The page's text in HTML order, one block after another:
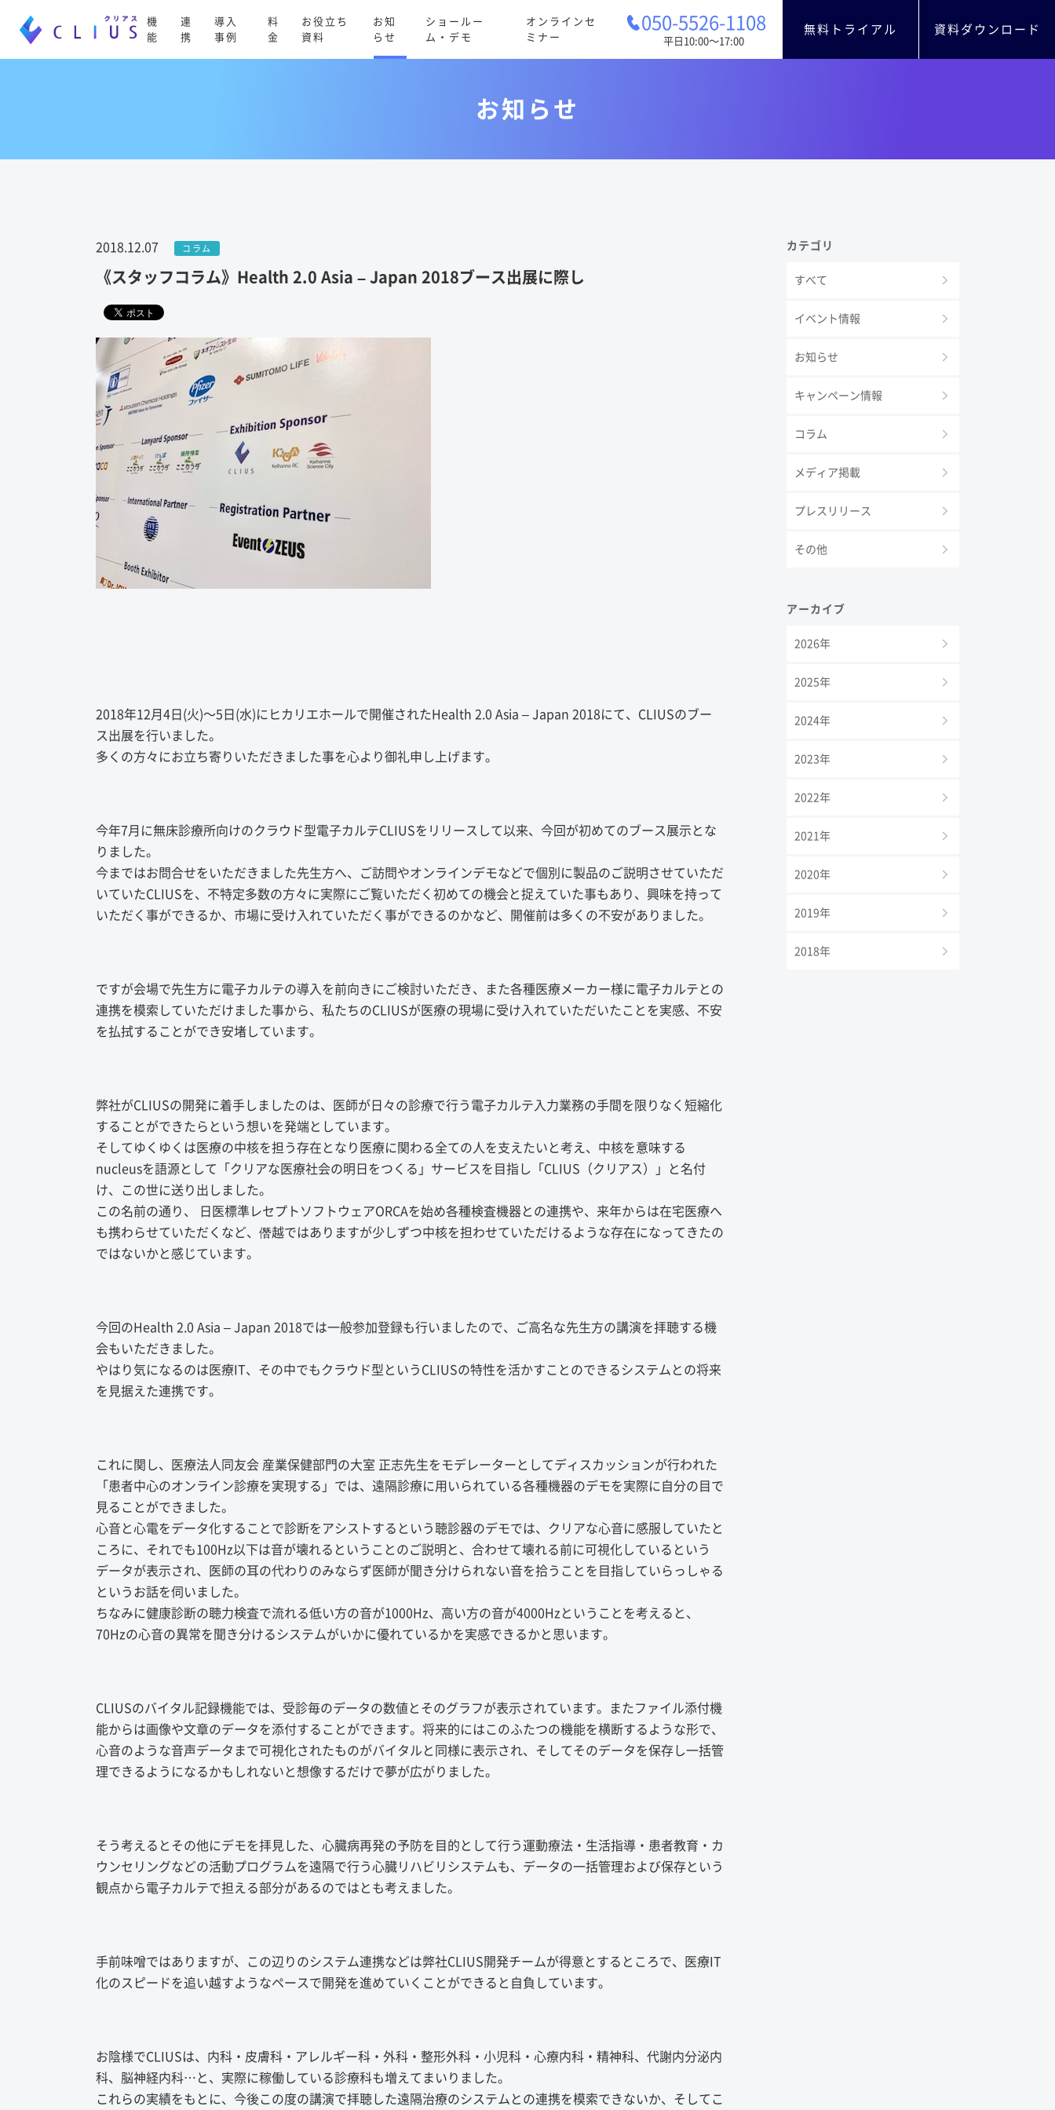
機
能
連
携
導入
事例
料
金
お役立ち
資料
お知
らせ
ショールー
ム・デモ
オンラインセ
ミナー
050-5526-1108
平日10:00〜17:00
無料トライアル 資料ダウンロード
お知らせ
2018.12.07 コラム
《スタッフコラム》Health 2.0 Asia – Japan 2018ブース出展に際し
2018年12月4日(火)〜5日(水)にヒカリエホールで開催されたHealth 2.0 Asia – Japan 2018にて、CLIUSのブー
ス出展を行いました。
多くの方々にお立ち寄りいただきました事を心より御礼申し上げます。
今年7月に無床診療所向けのクラウド型電子カルテCLIUSをリリースして以来、今回が初めてのブース展示とな
りました。
今まではお問合せをいただきました先生方へ、ご訪問やオンラインデモなどで個別に製品のご説明させていただ
いていたCLIUSを、不特定多数の方々に実際にご覧いただく初めての機会と捉えていた事もあり、興味を持って
いただく事ができるか、市場に受け入れていただく事ができるのかなど、開催前は多くの不安がありました。
ですが会場で先生方に電子カルテの導入を前向きにご検討いただき、また各種医療メーカー様に電子カルテとの
連携を模索していただけました事から、私たちのCLIUSが医療の現場に受け入れていただいたことを実感、不安
を払拭することができ安堵しています。
弊社がCLIUSの開発に着手しましたのは、医師が日々の診療で行う電子カルテ入力業務の手間を限りなく短縮化
することができたらという想いを発端としています。
そしてゆくゆくは医療の中核を担う存在となり医療に関わる全ての人を支えたいと考え、中核を意味する
nucleusを語源として「クリアな医療社会の明日をつくる」サービスを目指し「CLIUS（クリアス）」と名付
け、この世に送り出しました。
この名前の通り、 日医標準レセプトソフトウェアORCAを始め各種検査機器との連携や、来年からは在宅医療へ
も携わらせていただくなど、僭越ではありますが少しずつ中核を担わせていただけるような存在になってきたの
ではないかと感じています。
今回のHealth 2.0 Asia – Japan 2018では一般参加登録も行いましたので、ご高名な先生方の講演を拝聴する機
会もいただきました。
やはり気になるのは医療IT、その中でもクラウド型というCLIUSの特性を活かすことのできるシステムとの将来
を見据えた連携です。
これに関し、医療法人同友会 産業保健部門の大室 正志先生をモデレーターとしてディスカッションが行われた
「患者中心のオンライン診療を実現する」では、遠隔診療に用いられている各種機器のデモを実際に自分の目で
見ることができました。
心音と心電をデータ化することで診断をアシストするという聴診器のデモでは、クリアな心音に感服していたと
ころに、それでも100Hz以下は音が壊れるということのご説明と、合わせて壊れる前に可視化しているという
データが表示され、医師の耳の代わりのみならず医師が聞き分けられない音を拾うことを目指していらっしゃる
というお話を伺いました。
ちなみに健康診断の聴力検査で流れる低い方の音が1000Hz、高い方の音が4000Hzということを考えると、
70Hzの心音の異常を聞き分けるシステムがいかに優れているかを実感できるかと思います。
CLIUSのバイタル記録機能では、受診毎のデータの数値とそのグラフが表示されています。またファイル添付機
能からは画像や文章のデータを添付することができます。将来的にはこのふたつの機能を横断するような形で、
心音のような音声データまで可視化されたものがバイタルと同様に表示され、そしてそのデータを保存し一括管
理できるようになるかもしれないと想像するだけで夢が広がりました。
そう考えるとその他にデモを拝見した、心臓病再発の予防を目的として行う運動療法・生活指導・患者教育・カ
ウンセリングなどの活動プログラムを遠隔で行う心臓リハビリシステムも、データの一括管理および保存という
観点から電子カルテで担える部分があるのではとも考えました。
手前味噌ではありますが、この辺りのシステム連携などは弊社CLIUS開発チームが得意とするところで、医療IT
化のスピードを追い越すようなペースで開発を進めていくことができると自負しています。
お陰様でCLIUSは、内科・皮膚科・アレルギー科・外科・整形外科・小児科・心療内科・精神科、代謝内分泌内
科、脳神経内科…と、実際に稼働している診療科も増えてまいりました。
これらの実績をもとに、今後この度の講演で拝聴した遠隔治療のシステムとの連携を模索できないか、そしてこ
カテゴリ
すべて
イベント情報
お知らせ
キャンペーン情報
コラム
メディア掲載
プレスリリース
その他
アーカイブ
2026年
2025年
2024年
2023年
2022年
2021年
2020年
2019年
2018年